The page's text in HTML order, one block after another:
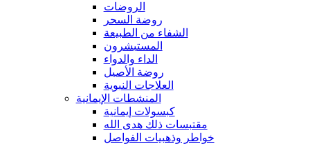
الروضات
روضة السحر
الشفاء من الطبيعة
المستبشرون
الداء والدواء
روضة الأصيل
العلاجات النبوية
المنشطات الإيمانية
كبسولات إيمانية
مقتبسات ذلك هدى الله
خواطر وذهبيات الفواصل